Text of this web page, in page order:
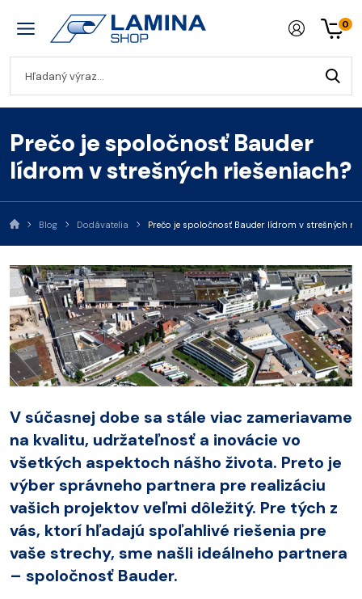
0
Prečo je spoločnosť Bauder
lídrom v strešných riešeniach?
Blog Dodávatelia Prečo je spoločnosť Bauder lídrom v strešných
V súčasnej dobe sa stále viac zameriavame
na kvalitu, udržateľnosť a inovácie vo
všetkých aspektoch nášho života. Preto je
výber správneho partnera pre realizáciu
vašich projektov veľmi dôležitý. Pre tých z
vás, ktorí hľadajú spoľahlivé riešenia pre
vaše strechy, sme našli ideálneho partnera
– spoločnosť Bauder.